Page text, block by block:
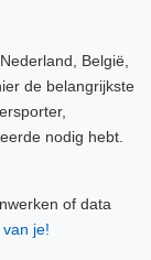
België,
de belangrijkste
nodig hebt.
of data
je!